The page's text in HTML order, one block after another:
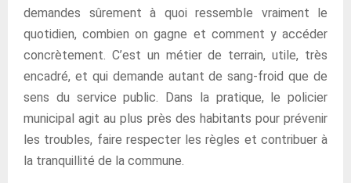
demandes sûrement à quoi ressemble vraiment le
quotidien, combien on gagne et comment y accéder
concrètement. C’est un métier de terrain, utile, très
encadré, et qui demande autant de sang-froid que de
sens du service public. Dans la pratique, le policier
municipal agit au plus près des habitants pour prévenir
les troubles, faire respecter les règles et contribuer à
la tranquillité de la commune.